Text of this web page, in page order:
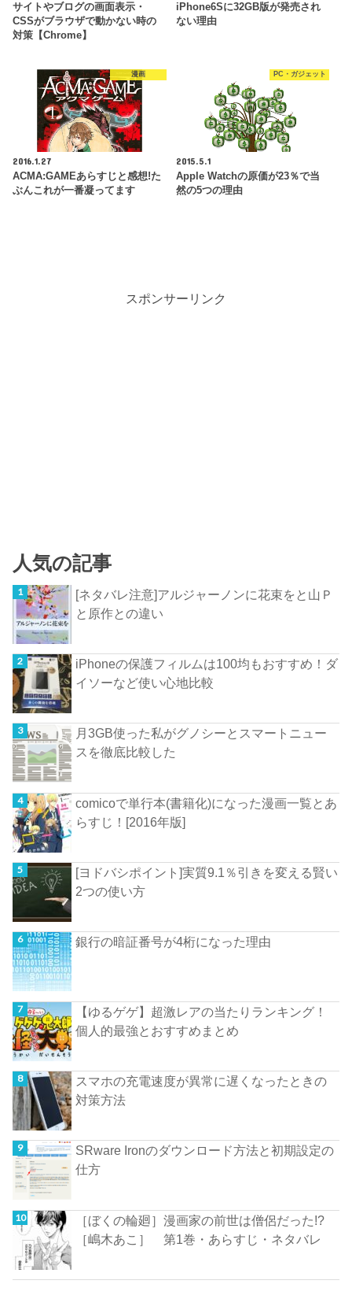
サイトやブログの画面表示・
CSSがブラウザで動かない時の
対策【Chrome】
iPhone6Sに32GB版が発売され
ない理由
漫画
2016.1.27
ACMA:GAMEあらすじと感想!た
ぶんこれが一番凝ってます
PC・ガジェット
2015.5.1
Apple Watchの原価が23％で当
然の5つの理由
スポンサーリンク
人気の記事
[ネタバレ注意]アルジャーノンに花束をと山Ｐ
と原作との違い
iPhoneの保護フィルムは100均もおすすめ！ダ
イソーなど使い心地比較
月3GB使った私がグノシーとスマートニュー
スを徹底比較した
comicoで単行本(書籍化)になった漫画一覧とあ
らすじ！[2016年版]
[ヨドバシポイント]実質9.1％引きを変える賢い
2つの使い方
銀行の暗証番号が4桁になった理由
【ゆるゲゲ】超激レアの当たりランキング！
個人的最強とおすすめまとめ
スマホの充電速度が異常に遅くなったときの
対策方法
SRware Ironのダウンロード方法と初期設定の
仕方
［ぼくの輪廻］漫画家の前世は僧侶だった!?
［嶋木あこ］ 第1巻・あらすじ・ネタバレ